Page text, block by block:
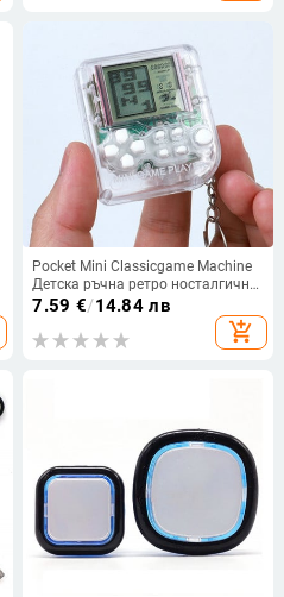
Pocket Mini Classicgame Machine
Детска ръчна ретро носталгична
игрова конзола с
ключодържател Хамстер Видео
игра 26 игри Подарък
7.59 €/14.84 лв
add_shopping_cart